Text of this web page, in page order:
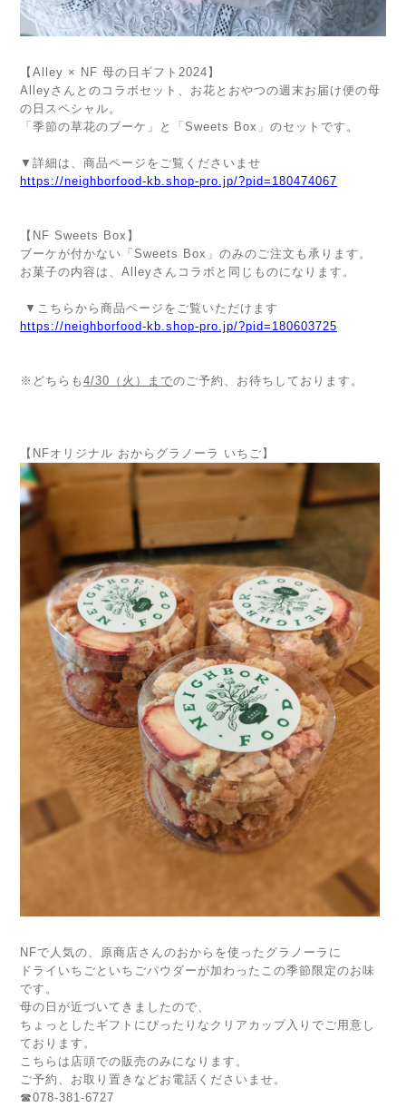
【Alley × NF 母の日ギフト2024】
Alleyさんとのコラボセット、お花とおやつの週末お届け便の母
の日スペシャル。
「季節の草花のブーケ」と「Sweets Box」のセットです。
▼詳細は、商品ページをご覧くださいませ
https://neighborfood-kb.shop-pro.jp/?pid=180474067
【NF Sweets Box】
ブーケが付かない「Sweets Box」のみのご注文も承ります。
お菓子の内容は、Alleyさんコラボと同じものになります。
▼こちらから商品ページをご覧いただけます
https://neighborfood-kb.shop-pro.jp/?pid=180603725
※どちらも 4/30（火）までのご予約、お待ちしております。
【NFオリジナル おからグラノーラ いちご】
NFで人気の、原商店さんのおからを使ったグラノーラに
ドライいちごといちごパウダーが加わったこの季節限定のお味
です。
母の日が近づいてきましたので、
ちょっとしたギフトにぴったりなクリアカップ入りでご用意し
ております。
こちらは店頭での販売のみになります。
ご予約、お取り置きなどお電話くださいませ。
☎078-381-6727